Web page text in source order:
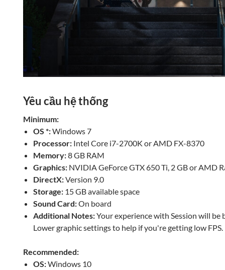
Yêu cầu hệ thống
Minimum:
OS *:Windows 7
Processor: Intel Core i7-2700K or AMD FX-8370
Memory:8 GB RAM
Graphics: NVIDIA GeForce GTX 650 Ti, 2 GB or AMD
DirectX:Version 9.0
Storage: 15 GB available space
Sound Card:On board
Additional Notes:Your experience with Session will be
Lower graphic settings to help if you're getting low FPS.
Recommended:
OS:Windows 10